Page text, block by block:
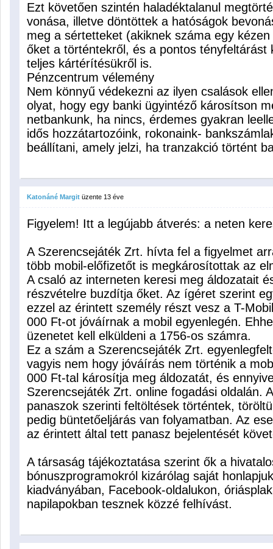
Ezt követően szintén haladéktalanul
vonása, illetve döntöttek a hatóságok
meg a sértetteket (akiknek száma egy
őket a történtekről, és a pontos tényfeltárást
teljes kártérítésükről is.
Pénzcentrum vélemény
Nem könnyű védekezni az ilyen csalások
olyat, hogy egy banki ügyintéző károsítson
netbankunk, ha nincs, érdemes gyakran
idős hozzátartozóink, rokonaink-
beállítani, amely jelzi, ha tranzakció történt
Katonáné Margit üzente 13 éve
Figyelem! Itt a legújabb átverés: a neten
A Szerencsejáték Zrt. hívta fel a figyelmet
több mobil-előfizetőt is megkárosítottak az
A csaló az interneten keresi meg áldozatait
részvételre buzdítja őket. Az ígéret szerint
ezzel az érintett személy részt vesz a T-
000 Ft-ot jóváírnak a mobil egyenlegén.
üzenetet kell elküldeni a 1756-os számra.
Ez a szám a Szerencsejáték Zrt.
vagyis nem hogy jóváírás nem történik a
000 Ft-tal károsítja meg áldozatát, és
Szerencsejáték Zrt. online fogadási oldalán.
panaszok szerinti feltöltések történtek,
pedig büntetőeljárás van folyamatban. Az
az érintett által tett panasz bejelentését
A társaság tájékoztatása szerint ők a
bónuszprogramokról kizárólag saját
kiadványában, Facebook-oldalukon,
napilapokban tesznek közzé felhívást.